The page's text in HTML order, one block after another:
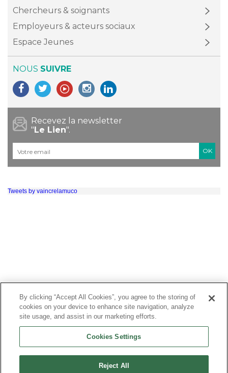
Chercheurs & soignants
Employeurs & acteurs sociaux
Espace Jeunes
NOUS SUIVRE
Recevez la newsletter
"Le Lien".
Courriel*
Tweets by vaincrelamuco
By clicking “Accept All Cookies”, you agree to the storing of
cookies on your device to enhance site navigation, analyze
site usage, and assist in our marketing efforts.
Cookies Settings
Reject All